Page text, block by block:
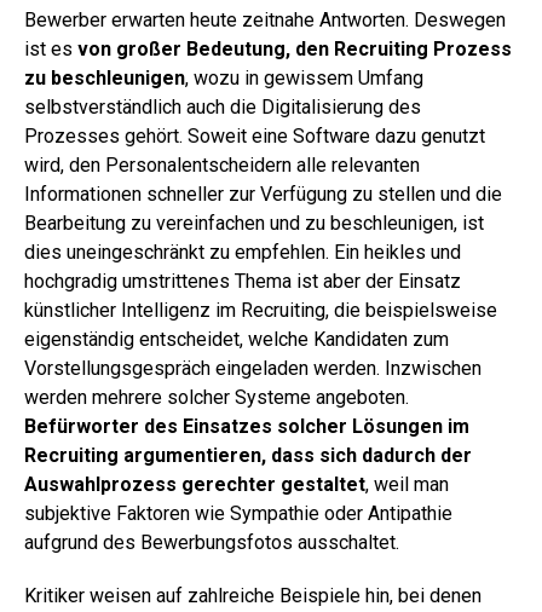
Bewerber erwarten heute zeitnahe Antworten. Deswegen
ist es von großer Bedeutung, den Recruiting Prozess
zu beschleunigen, wozu in gewissem Umfang
selbstverständlich auch die Digitalisierung des
Prozesses gehört. Soweit eine Software dazu genutzt
wird, den Personalentscheidern alle relevanten
Informationen schneller zur Verfügung zu stellen und die
Bearbeitung zu vereinfachen und zu beschleunigen, ist
dies uneingeschränkt zu empfehlen. Ein heikles und
hochgradig umstrittenes Thema ist aber der Einsatz
künstlicher Intelligenz im Recruiting, die beispielsweise
eigenständig entscheidet, welche Kandidaten zum
Vorstellungsgespräch eingeladen werden. Inzwischen
werden mehrere solcher Systeme angeboten.
Befürworter des Einsatzes solcher Lösungen im
Recruiting argumentieren, dass sich dadurch der
Auswahlprozess gerechter gestaltet, weil man
subjektive Faktoren wie Sympathie oder Antipathie
aufgrund des Bewerbungsfotos ausschaltet.
Kritiker weisen auf zahlreiche Beispiele hin, bei denen